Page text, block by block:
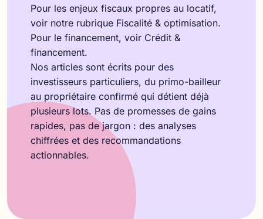
Pour les enjeux fiscaux propres au locatif,
voir notre rubrique Fiscalité & optimisation.
Pour le financement, voir Crédit &
financement.
Nos articles sont écrits pour des
investisseurs particuliers, du primo-bailleur
au propriétaire confirmé qui détient déjà
plusieurs lots. Pas de promesses de gains
rapides, pas de jargon : des analyses
chiffrées et des recommandations
actionnables.